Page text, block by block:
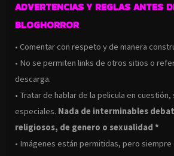
ADVERTENCIAS Y REGLAS ANTES
BLOGHORROR
• Comentar con respeto y de manera
• No se permiten links de otros sitios o
descarga.
• Tratar de hablar de la pelicula en
especiales. Nada de interminables
religiosos, de genero o sexualidad *
• Imágenes están permitidas, pero